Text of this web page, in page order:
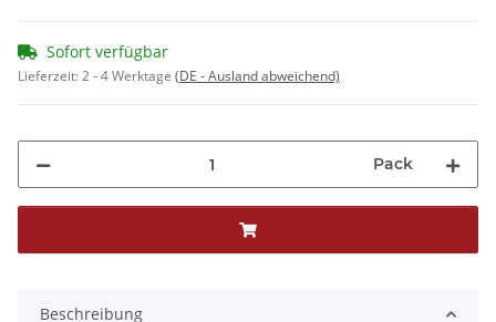
Sofort verfügbar
Lieferzeit:2 - 4 Werktage (DE - Ausland abweichend)
Pack
Beschreibung